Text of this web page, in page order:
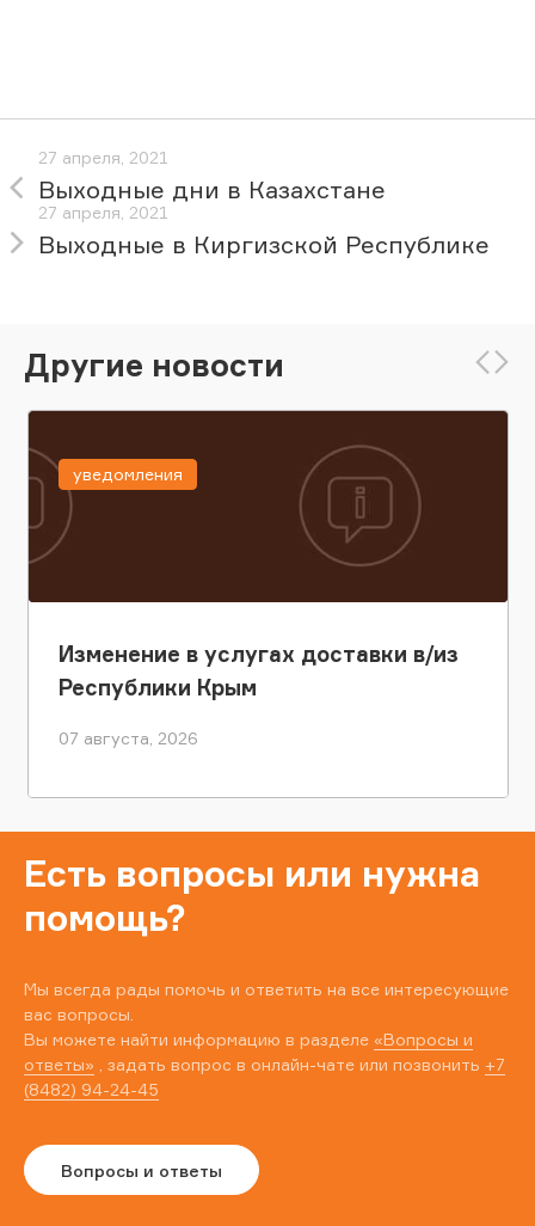
27 апреля, 2021
Выходные дни в Казахстане
27 апреля, 2021
Выходные в Киргизской Республике
Другие новости
Изменение в услугах доставки в/из
Республики Крым
07 августа, 2026
уведомления
Есть вопросы или нужна
помощь?
Мы всегда рады помочь и ответить на все интересующие
вас вопросы.
Вы можете найти информацию в разделе «Вопросы и
ответы» , задать вопрос в онлайн-чате или позвонить +7
(8482) 94-24-45
Вопросы и ответы